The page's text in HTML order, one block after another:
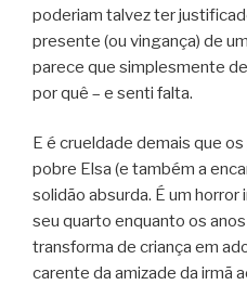
poderiam talvez ter
presente (ou vingança) de
parece que simplesmente
por quê – e senti falta.
E é crueldade demais que
pobre Elsa (e também a
solidão absurda. É um horror
seu quarto enquanto os
transforma de criança em
carente da amizade da irmã